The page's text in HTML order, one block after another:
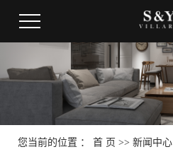
您当前的位置 ： 首 页 >> 新闻中心